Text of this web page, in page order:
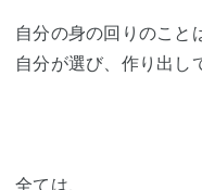
自分の身の回りのこと
自分が選び、作り出し
全ては、